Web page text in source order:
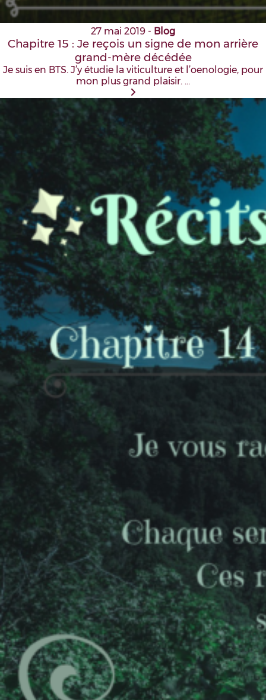
27 mai 2019 - Blog
Chapitre 15 : Je reçois un signe de mon arrière
grand-mère décédée
Je suis en BTS. J’y étudie la viticulture et l’oenologie, pour
mon plus grand plaisir. …